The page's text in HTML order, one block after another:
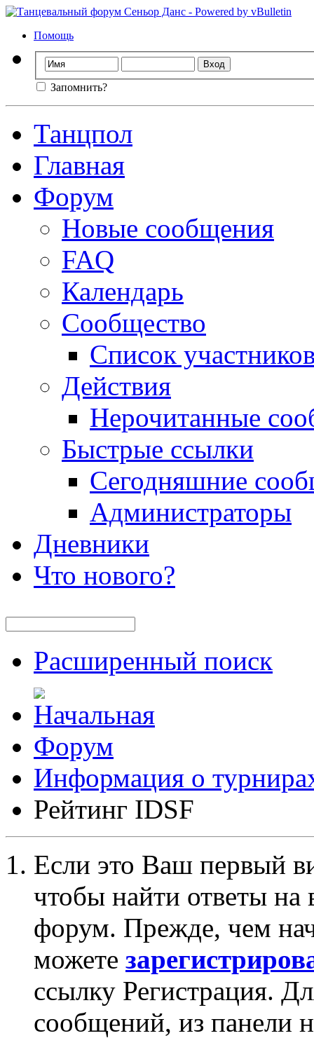
Помощь
Запомнить?
Танцпол
Главная
Форум
Новые сообщения
FAQ
Календарь
Сообщество
Список
Действия
Нерочитанные
Быстрые ссылки
Сегодняшние
Администраторы
Дневники
Что нового?
Расширенный поиск
Форум
Информация о
Рейтинг IDSF
Если это Ваш первый
чтобы найти ответы на
форум. Прежде, чем
можете
ссылку Регистрация.
сообщений, из панели